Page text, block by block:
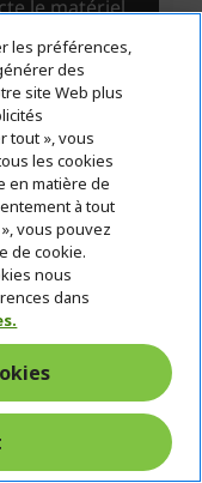
les préférences,
des
site Web plus
tout », vous
les cookies
en matière de
à tout
vous pouvez
de cookie.
nous
dans